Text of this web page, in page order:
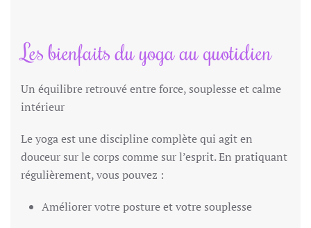
Les bienfaits du yoga au quotidien
Un équilibre retrouvé entre force, souplesse et calme
intérieur
Le yoga est une discipline complète qui agit en
douceur sur le corps comme sur l’esprit. En pratiquant
régulièrement, vous pouvez :
Améliorer votre posture et votre souplesse